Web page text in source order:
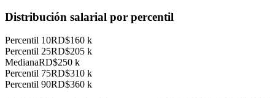
Distribución salarial por percentil
Percentil 10RD$160 k
Percentil 25RD$205 k
MedianaRD$250 k
Percentil 75RD$310 k
Percentil 90RD$360 k